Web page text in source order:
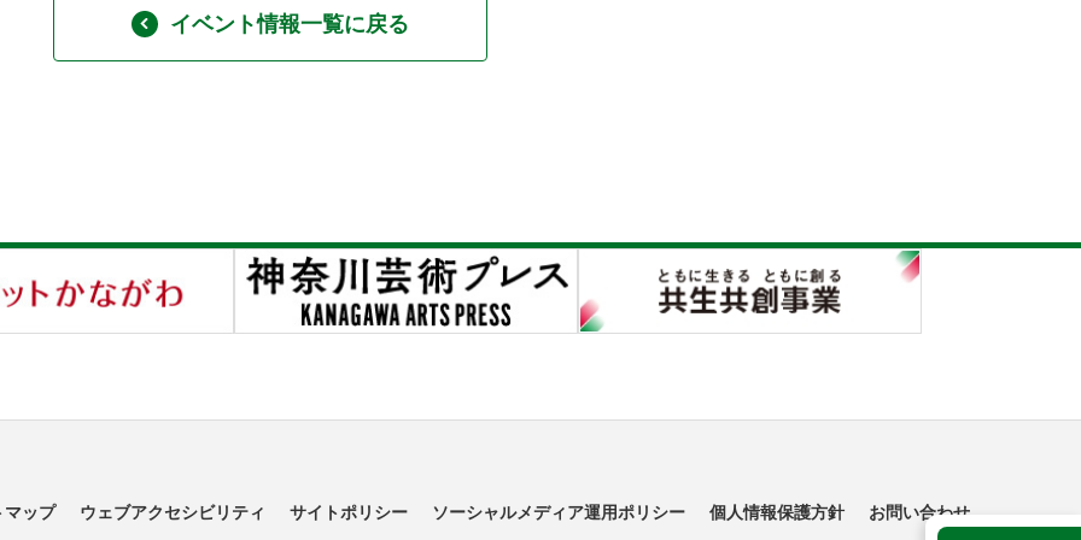
イベント情報一覧に戻る
マップ ウェブアクセシビリティ サイトポリシー ソーシャルメディア運用ポリシー 個人情報保護方針 お問い合わせ